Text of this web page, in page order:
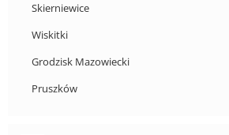
Skierniewice
Wiskitki
Grodzisk Mazowiecki
Pruszków